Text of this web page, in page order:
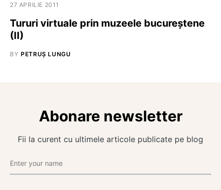
27 APRILIE 2011
Tururi virtuale prin muzeele bucureştene
(II)
BY PETRUȘ LUNGU
Abonare newsletter
Fii la curent cu ultimele articole publicate pe blog